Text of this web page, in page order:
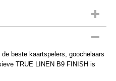
beste kaartspelers, goochelaars
TRUE LINEN B9 FINISH is